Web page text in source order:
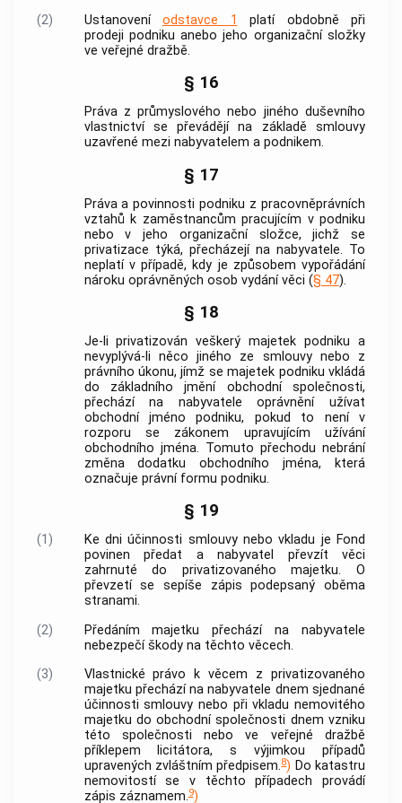
(2)
Ustanovení odstavce 1
platí obdobně při
prodeji podniku anebo jeho organizační složky
ve veřejné dražbě.
§ 16
Práva z průmyslového nebo jiného duševního
vlastnictví se převádějí na základě smlouvy
uzavřené mezi nabyvatelem a podnikem.
§ 17
Práva a povinnosti podniku z pracovněprávních
vztahů k zaměstnancům pracujícím v podniku
nebo v jeho organizační složce, jichž se
privatizace týká, přecházejí na nabyvatele. To
neplatí v případě, kdy je způsobem vypořádání
nároku oprávněných osob vydání věci (§ 47).
§ 18
Je-li privatizován veškerý majetek podniku a
nevyplývá-li něco jiného ze smlouvy nebo z
právního úkonu, jímž se majetek podniku vkládá
do základního jmění obchodní společnosti,
přechází na nabyvatele oprávnění užívat
obchodní jméno podniku, pokud to není v
rozporu se zákonem upravujícím užívání
obchodního jména. Tomuto přechodu nebrání
změna dodatku obchodního jména, která
označuje právní formu podniku.
§ 19
(1)
Ke dni účinnosti smlouvy nebo vkladu je Fond
povinen předat a nabyvatel převzít věci
zahrnuté do privatizovaného majetku. O
převzetí se sepíše zápis podepsaný oběma
stranami.
(2)
Předáním majetku přechází na nabyvatele
nebezpečí škody na těchto věcech.
(3)
Vlastnické právo k věcem z privatizovaného
majetku přechází na nabyvatele dnem sjednané
účinnosti smlouvy nebo při vkladu nemovitého
majetku do obchodní společnosti dnem vzniku
této společnosti nebo ve veřejné dražbě
příklepem licitátora, s výjimkou případů
upravených zvláštním předpisem.8) Do katastru
nemovitostíse v těchto případech provádí
zápis záznamem.9)